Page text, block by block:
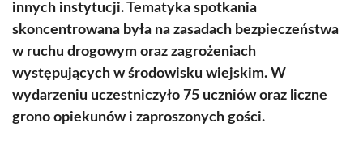
innych instytucji. Tematyka spotkania
skoncentrowana była na zasadach bezpieczeństwa
w ruchu drogowym oraz zagrożeniach
występujących w środowisku wiejskim. W
wydarzeniu uczestniczyło 75 uczniów oraz liczne
grono opiekunów i zaproszonych gości.